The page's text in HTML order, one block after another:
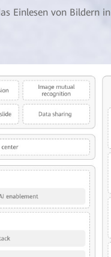
Einlesen von Bildern